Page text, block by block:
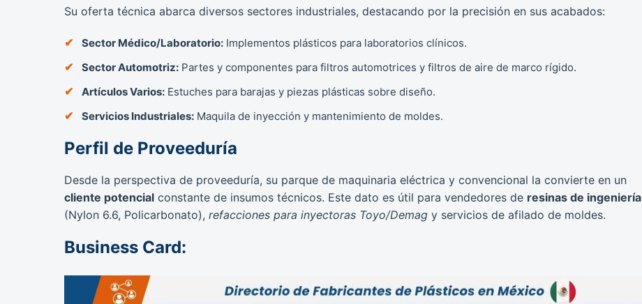
Su oferta técnica abarca diversos sectores industriales, destacando por la precisión en sus acabados:
Sector Médico/Laboratorio: Implementos plásticos para laboratorios clínicos.
Sector Automotriz: Partes y componentes para filtros automotrices y filtros de aire de marco rígido.
Artículos Varios: Estuches para barajas y piezas plásticas sobre diseño.
Servicios Industriales: Maquila de inyección y mantenimiento de moldes.
Perfil de Proveeduría
Desde la perspectiva de proveeduría, su parque de maquinaria eléctrica y convencional la convierte en un
cliente potencial constante de insumos técnicos. Este dato es útil para vendedores de resinas de ingeniería
(Nylon 6.6, Policarbonato), refacciones para inyectoras Toyo/Demag y servicios de afilado de moldes.
Business Card: